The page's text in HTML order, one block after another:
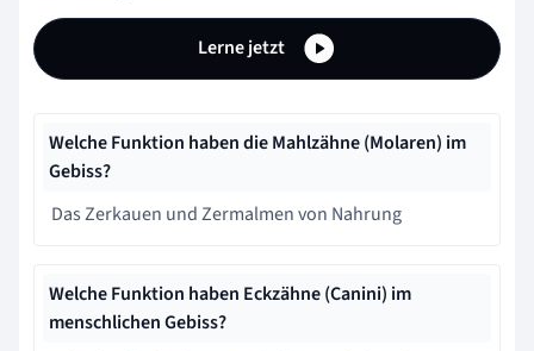
Lerne jetzt
Welche Funktion haben die Mahlzähne (Molaren) im
Gebiss?
Das Zerkauen und Zermalmen von Nahrung
Welche Funktion haben Eckzähne (Canini) im
menschlichen Gebiss?